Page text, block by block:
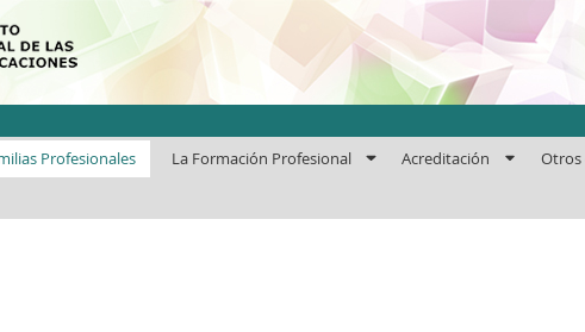
de las Cualificaciones
Profesionales La Formación Profesional Acreditación Otros